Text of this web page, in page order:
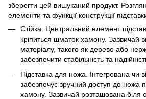
зберегти цей вишуканий продукт.
елементи та функції конструкції
Стійка. Центральний елемент
кріпиться шматок хамону. Зазвичай
матеріалу, такого як дерево або
забезпечити стабільність та
Підставка для ножа. Інтегрована чи
забезпечує зручний доступ до ножа
хамону. Зазвичай розташована біля